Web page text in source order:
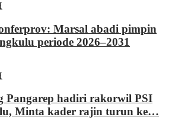
Marsal abadi pimpin
periode 2026–2031
Pangarep hadiri rakorwil PSI
Minta kader rajin turun ke…